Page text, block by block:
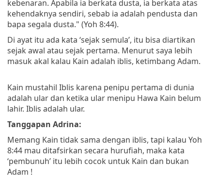
kebenaran. Apabila ia berkata dusta, ia berkata atas
kehendaknya sendiri, sebab ia adalah pendusta dan
bapa segala dusta." (Yoh 8:44).
Di ayat itu ada kata ‘sejak semula’, itu bisa diartikan
sejak awal atau sejak pertama. Menurut saya lebih
masuk akal kalau Kain adalah iblis, ketimbang Adam.
Kain mustahil Iblis karena penipu pertama di dunia
adalah ular dan ketika ular menipu Hawa Kain belum
lahir. Iblis adalah ular.
Tanggapan Adrina:
Memang Kain tidak sama dengan iblis, tapi kalau Yoh
8:44 mau ditafsirkan secara hurufiah, maka kata
‘pembunuh’ itu lebih cocok untuk Kain dan bukan
Adam !